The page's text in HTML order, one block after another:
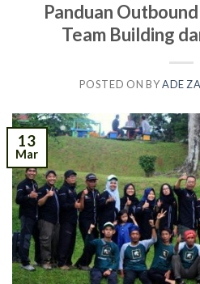
Panduan
Team Building
POSTED ON BYADE
13
Mar